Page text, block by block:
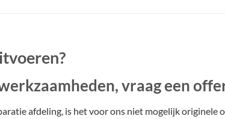
vraag een
afdeling, is het voor ons niet mogelijk originele